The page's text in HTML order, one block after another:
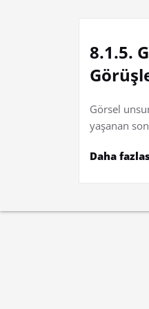
8.1.5.
Görsel
yaşanan
Daha